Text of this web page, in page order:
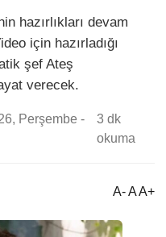
hazırlıkları devam
için hazırladığı
şef Ateş
verecek.
Perşembe -
3 dk
okuma
A- A A+